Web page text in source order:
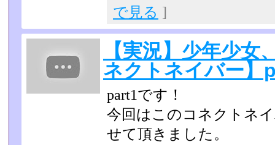
で見る ]
【実況】少年少女
ネクトネイバー】
part1です！
今回はこのコネクトネ
せて頂きました。